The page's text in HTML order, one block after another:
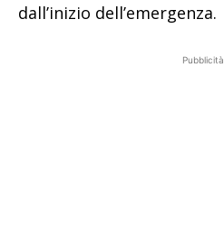
dall’inizio dell’emergenza.
Pubblicità